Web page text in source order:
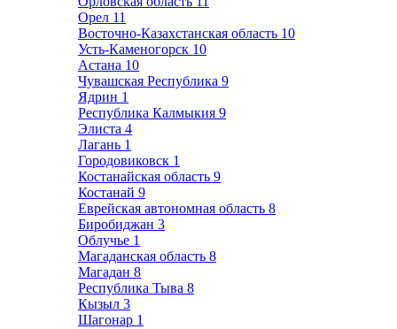
Орел 11
Восточно-Казахстанская область 10
Усть-Каменогорск 10
Астана 10
Чувашская Республика 9
Ядрин 1
Республика Калмыкия 9
Элиста 4
Лагань 1
Городовиковск 1
Костанайская область 9
Костанай 9
Еврейская автономная область 8
Биробиджан 3
Облучье 1
Магаданская область 8
Магадан 8
Республика Тыва 8
Кызыл 3
Шагонар 1